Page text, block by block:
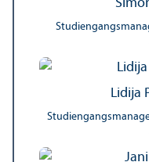
Lidija